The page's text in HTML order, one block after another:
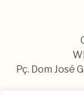
Pç. Dom José